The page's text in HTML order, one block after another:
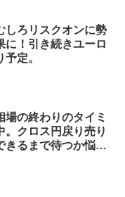
しろリスクオンに勢
に！引き続きユーロ
予定。
場の終わりのタイミ
。クロス円戻り売り
きるまで待つか悩ま